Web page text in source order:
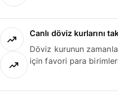
Canlı döviz kurlarını
Döviz kurunun
için favori para